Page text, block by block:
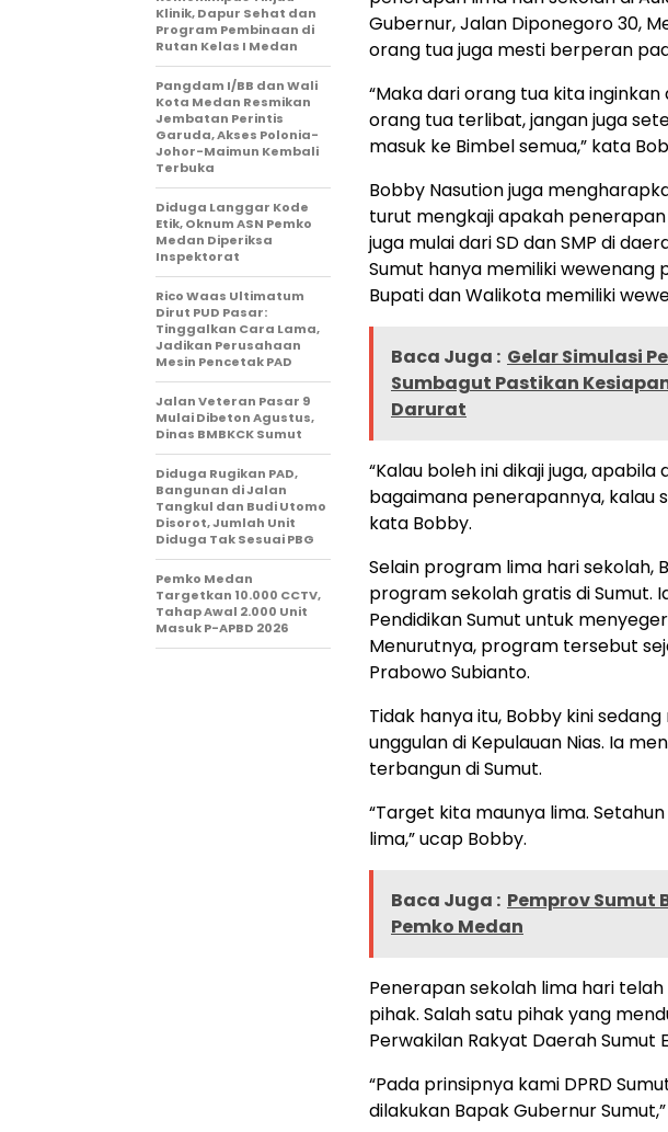
Gubernur, Jalan Diponegoro 30,
orang tua juga mesti berperan
“Maka dari orang tua kita
orang tua terlibat, jangan juga
masuk ke Bimbel semua,” kata
Bobby Nasution juga
turut mengkaji apakah
juga mulai dari SD dan SMP di
Sumut hanya memiliki wewenang
Bupati dan Walikota memiliki
Baca Juga : Gelar Simulasi
Sumbagut Pastikan
Darurat
“Kalau boleh ini dikaji juga,
bagaimana penerapannya, kalau
kata Bobby.
Selain program lima hari sekolah,
program sekolah gratis di Sumut.
Pendidikan Sumut untuk
Menurutnya, program tersebut
Prabowo Subianto.
Tidak hanya itu, Bobby kini
unggulan di Kepulauan Nias. Ia
terbangun di Sumut.
“Target kita maunya lima.
lima,” ucap Bobby.
Baca Juga : Pemprov Sumut
Pemko Medan
Penerapan sekolah lima hari
pihak. Salah satu pihak yang
Perwakilan Rakyat Daerah Sumut
“Pada prinsipnya kami DPRD
dilakukan Bapak Gubernur
Klinik, Dapur Sehat dan
Program Pembinaan di
Rutan Kelas I Medan
Pangdam I/BB dan Wali
Kota Medan Resmikan
Jembatan Perintis
Garuda, Akses Polonia-
Johor-Maimun Kembali
Terbuka
Diduga Langgar Kode
Etik, Oknum ASN Pemko
Medan Diperiksa
Inspektorat
Rico Waas Ultimatum
Dirut PUD Pasar:
Tinggalkan Cara Lama,
Jadikan Perusahaan
Mesin Pencetak PAD
Jalan Veteran Pasar 9
Mulai Dibeton Agustus,
Dinas BMBKCK Sumut
Diduga Rugikan PAD,
Bangunan di Jalan
Tangkul dan Budi Utomo
Disorot, Jumlah Unit
Diduga Tak Sesuai PBG
Pemko Medan
Targetkan 10.000 CCTV,
Tahap Awal 2.000 Unit
Masuk P-APBD 2026